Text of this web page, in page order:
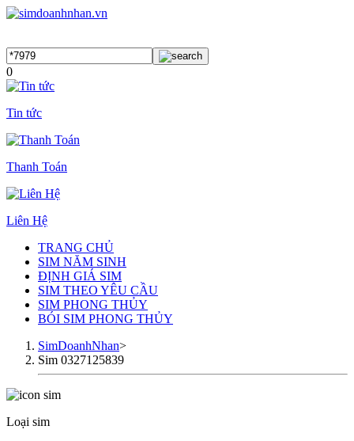
0
Tin tức
Thanh Toán
Liên Hệ
TRANG CHỦ
SIM NĂM SINH
ĐỊNH GIÁ SIM
SIM THEO YÊU CẦU
SIM PHONG THỦY
BÓI SIM PHONG THỦY
SimDoanhNhan>
Sim 0327125839
Loại sim